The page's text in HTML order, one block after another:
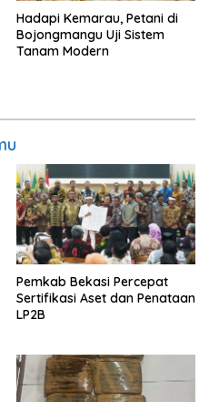
Hadapi Kemarau, Petani di
Bojongmangu Uji Sistem
Tanam Modern
Pemkab Bekasi Percepat
Sertifikasi Aset dan Penataan
LP2B